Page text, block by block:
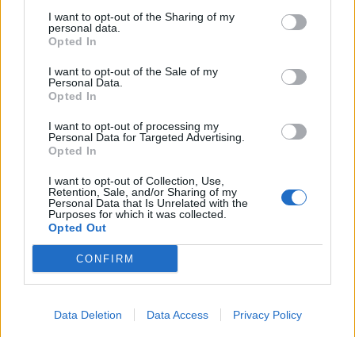
I want to opt-out of the Sharing of my
personal data.
Opted In
I want to opt-out of the Sale of my
Personal Data.
Opted In
I want to opt-out of processing my
Personal Data for Targeted Advertising.
Opted In
I want to opt-out of Collection, Use,
Retention, Sale, and/or Sharing of my
Personal Data that Is Unrelated with the
Purposes for which it was collected.
Opted Out
CONFIRM
Data Deletion Data Access Privacy Policy
AZIENDE E MERCATI
Davide Sechi
Dal lusso circolare all’intelligenza artificiale: come
Lenush Saf costruisce un ecosistema tra creatività,
impresa e musica